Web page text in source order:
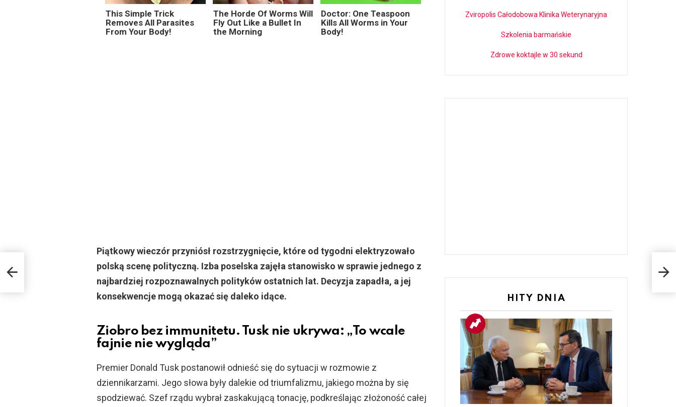
This Simple Trick
Removes All Parasites
From Your Body!
The Horde Of Worms Will
Fly Out Like a Bullet In
the Morning
Doctor: One Teaspoon
Kills All Worms in Your
Body!
Piątkowy wieczór przyniósł rozstrzygnięcie, które od tygodni elektryzowało
polską scenę polityczną. Izba poselska zajęła stanowisko w sprawie jednego z
najbardziej rozpoznawalnych polityków ostatnich lat. Decyzja zapadła, a jej
konsekwencje mogą okazać się daleko idące.
Ziobro bez immunitetu. Tusk nie ukrywa: „To wcale
fajnie nie wygląda”
Premier Donald Tusk postanowił odnieść się do sytuacji w rozmowie z
dziennikarzami. Jego słowa były dalekie od triumfalizmu, jakiego można by się
spodziewać. Szef rządu wybrał zaskakującą tonację, podkreślając złożoność całej
Zviropolis Całodobowa Klinika Weterynaryjna
Szkolenia barmańskie
Zdrowe koktajle w 30 sekund
HITY DNIA